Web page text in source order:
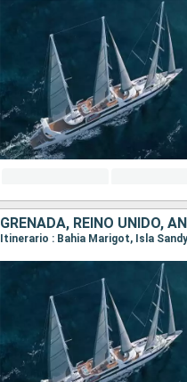
GRENADA, REINO UNIDO,